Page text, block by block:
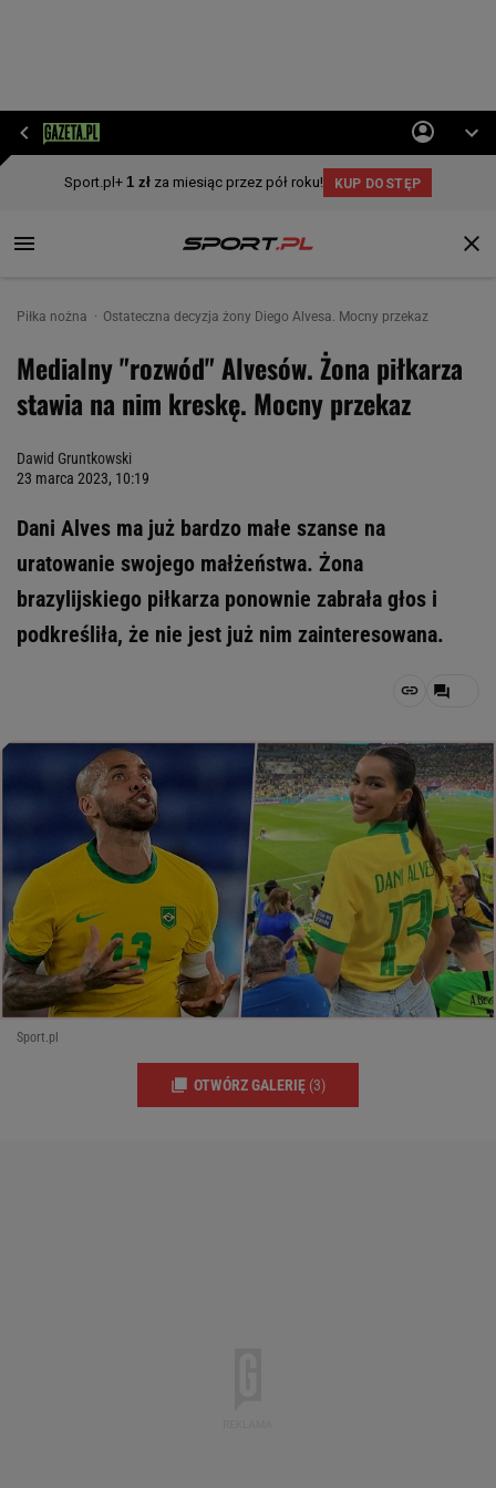
Piłka nożna Ostateczna decyzja żony Diego Alvesa. Mocny przekaz
Medialny "rozwód" Alvesów. Żona piłkarza
stawia na nim kreskę. Mocny przekaz
Dawid Gruntkowski
23 marca 2023, 10:19
Dani Alves ma już bardzo małe szanse na
uratowanie swojego małżeństwa. Żona
brazylijskiego piłkarza ponownie zabrała głos i
podkreśliła, że nie jest już nim zainteresowana.
Sport.pl
OTWÓRZ GALERIĘ (3)